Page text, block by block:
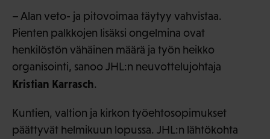
– Alan veto- ja pitovoimaa täytyy vahvistaa.
Pienten palkkojen lisäksi ongelmina ovat
henkilöstön vähäinen määrä ja työn heikko
organisointi, sanoo JHL:n neuvottelujohtaja
Kristian Karrasch.
Kuntien, valtion ja kirkon työehtosopimukset
päättyvät helmikuun lopussa. JHL:n lähtökohta